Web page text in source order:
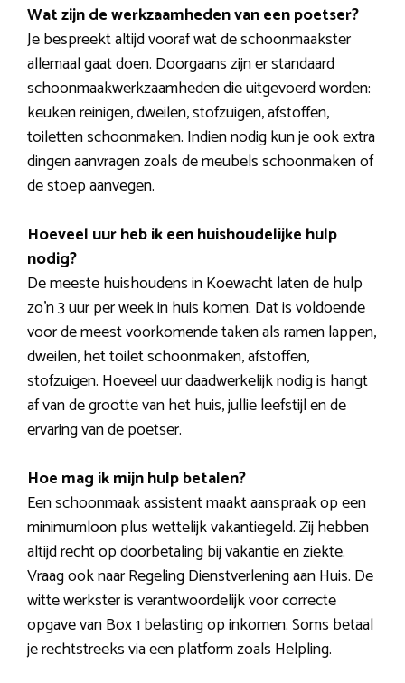
Wat zijn de werkzaamheden van een poetser?
Je bespreekt altijd vooraf wat de schoonmaakster
allemaal gaat doen. Doorgaans zijn er standaard
schoonmaakwerkzaamheden die uitgevoerd worden:
keuken reinigen, dweilen, stofzuigen, afstoffen,
toiletten schoonmaken. Indien nodig kun je ook extra
dingen aanvragen zoals de meubels schoonmaken of
de stoep aanvegen.
Hoeveel uur heb ik een huishoudelijke hulp
nodig?
De meeste huishoudens in Koewacht laten de hulp
zo’n 3 uur per week in huis komen. Dat is voldoende
voor de meest voorkomende taken als ramen lappen,
dweilen, het toilet schoonmaken, afstoffen,
stofzuigen. Hoeveel uur daadwerkelijk nodig is hangt
af van de grootte van het huis, jullie leefstijl en de
ervaring van de poetser.
Hoe mag ik mijn hulp betalen?
Een schoonmaak assistent maakt aanspraak op een
minimumloon plus wettelijk vakantiegeld. Zij hebben
altijd recht op doorbetaling bij vakantie en ziekte.
Vraag ook naar Regeling Dienstverlening aan Huis. De
witte werkster is verantwoordelijk voor correcte
opgave van Box 1 belasting op inkomen. Soms betaal
je rechtstreeks via een platform zoals Helpling.